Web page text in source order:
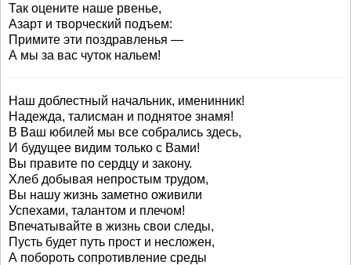
Так оцените наше рвенье,
Азарт и творческий подъем:
Примите эти поздравленья —
А мы за вас чуток нальем!
Наш доблестный начальник, именинник!
Надежда, талисман и поднятое знамя!
В Ваш юбилей мы все собрались здесь,
И будущее видим только с Вами!
Вы правите по сердцу и закону.
Хлеб добывая непростым трудом,
Вы нашу жизнь заметно оживили
Успехами, талантом и плечом!
Впечатывайте в жизнь свои следы,
Пусть будет путь прост и несложен,
А побороть сопротивление среды